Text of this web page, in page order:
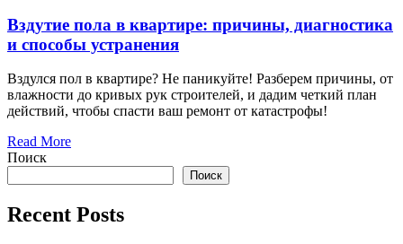
Вздутие пола в квартире: причины, диагностика
и способы устранения
Вздулся пол в квартире? Не паникуйте! Разберем причины, от
влажности до кривых рук строителей, и дадим четкий план
действий, чтобы спасти ваш ремонт от катастрофы!
Read More
Поиск
Поиск
Recent Posts